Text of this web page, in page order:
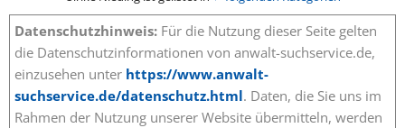
Datenschutzhinweis: Für die Nutzung dieser Seite gelten
die Datenschutzinformationen von anwalt-suchservice.de,
einzusehen unter https://www.anwalt-
suchservice.de/datenschutz.html. Daten, die Sie uns im
Rahmen der Nutzung unserer Website übermitteln, werden